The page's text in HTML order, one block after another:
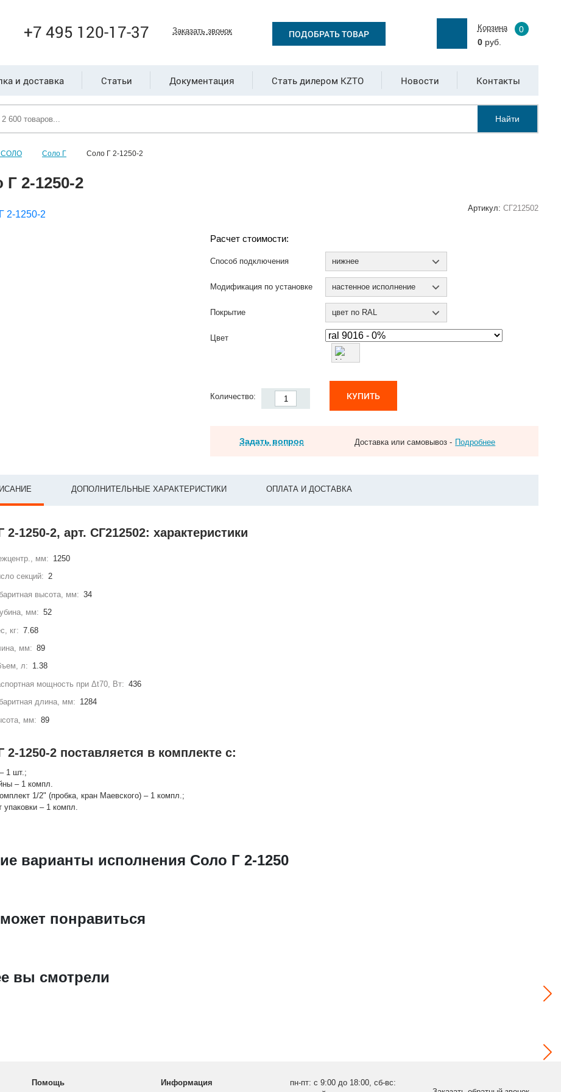
+7 495 120-17-37 Заказать звонок ПОДОБРАТЬ ТОВАР
Корзина
0
0руб.
и доставка Статьи Документация Стать дилером KZTO Новости Контакты
Найти
СОЛО Соло Г Соло Г 2-1250-2
Г 2-1250-2
Артикул: СГ212502
Расчет стоимости:
Способ подключения нижнее
Модификация по установке настенное исполнение
Покрытие цвет по RAL
Цвет
Количество: КУПИТЬ
Задать вопрос Доставка или самовывоз - Подробнее
ДОПОЛНИТЕЛЬНЫЕ ХАРАКТЕРИСТИКИ ОПЛАТА И ДОСТАВКА
2-1250-2, арт. СГ212502: характеристики
мм:
1250
секций: 2
высота, мм: 34
мм: 52
кг: 7.68
мм: 89
л: 1.38
мощность при Δt70, Вт: 436
длина, мм:
1284
мм: 89
2-1250-2 поставляется в комплекте с:
1 шт.;
– 1 компл.
1/2" (пробка, кран Маевского) – 1 компл.;
упаковки – 1 компл.
варианты исполнения Соло Г 2-1250
понравиться
вы смотрели
Помощь
Информация
пн-пт: с 9:00 до 18:00, сб-вс: